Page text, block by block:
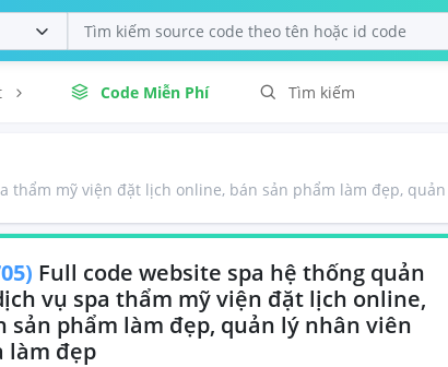
Code Miễn Phí Tìm kiếm
thẩm mỹ viện đặt lịch online, bán sản phẩm làm đẹp,
Full code website spa hệ thống quản
vụ spa thẩm mỹ viện đặt lịch online,
sản phẩm làm đẹp, quản lý nhân viên
làm đẹp